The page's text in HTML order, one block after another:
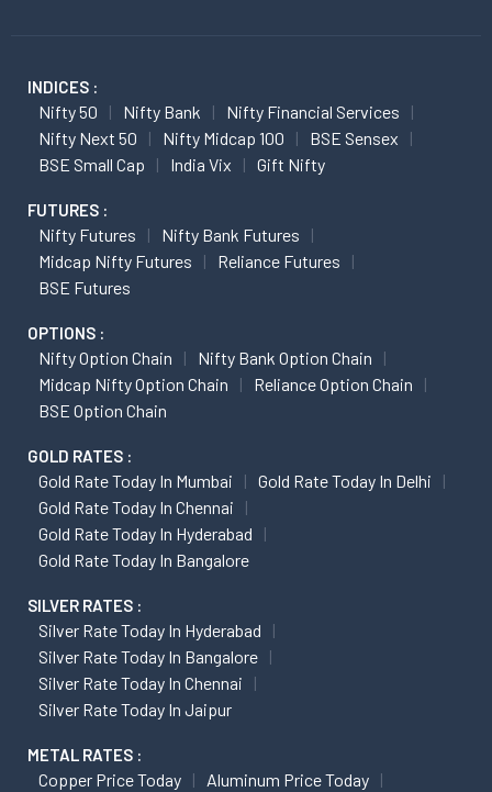
INDICES :
Nifty 50 Nifty Bank
Nifty Financial Services
Nifty Next 50
Nifty Midcap 100
BSE Sensex
BSE Small Cap
India Vix Gift Nifty
FUTURES :
Nifty Futures
Nifty Bank Futures
Midcap Nifty Futures
Reliance Futures
BSE Futures
OPTIONS :
Nifty Option Chain
Nifty Bank Option Chain
Midcap Nifty Option Chain
Reliance Option Chain
BSE Option Chain
GOLD RATES :
Gold Rate Today In Mumbai
Gold Rate Today In Delhi
Gold Rate Today In Chennai
Gold Rate Today In Hyderabad
Gold Rate Today In Bangalore
SILVER RATES :
Silver Rate Today In Hyderabad
Silver Rate Today In Bangalore
Silver Rate Today In Chennai
Silver Rate Today In Jaipur
METAL RATES :
Copper Price Today
Aluminum Price Today